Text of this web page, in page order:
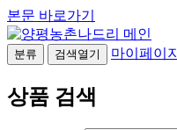
본문 바로가기
분류 검색열기 마이페이지
상품 검색